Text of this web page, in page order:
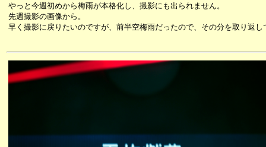
やっと今週初めから梅雨が本格化し、撮影にも出られません。
先週撮影の画像から。
早く撮影に戻りたいのですが、前半空梅雨だったので、その分を取り返し